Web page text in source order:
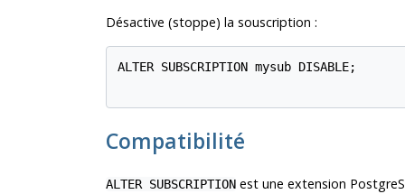
Désactive (stoppe) la souscription :
ALTER SUBSCRIPTION mysub DISABLE;
Compatibilité
ALTER SUBSCRIPTIONest une extension